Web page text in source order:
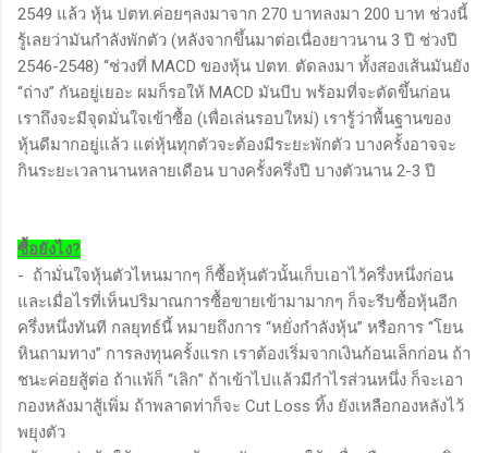
2549 แล้ว หุ้น ปตท.ค่อยๆลงมาจาก 270 บาทลงมา 200 บาท ช่วงนี้
รู้เลยว่ามันกำลังพักตัว (หลังจากขึ้นมาต่อเนื่องยาวนาน 3 ปี ช่วงปี
2546-2548) “ช่วงที่ MACD ของหุ้น ปตท. ตัดลงมา ทั้งสองเส้นมันยัง
“ถ่าง” กันอยู่เยอะ ผมก็รอให้ MACD มันบีบ พร้อมที่จะตัดขึ้นก่อน
เราถึงจะมีจุดมั่นใจเข้าซื้อ (เพื่อเล่นรอบใหม่) เรารู้ว่าพื้นฐานของ
หุ้นดีมากอยู่แล้ว แต่หุ้นทุกตัวจะต้องมีระยะพักตัว บางครั้งอาจจะ
กินระยะเวลานานหลายเดือน บางครั้งครึ่งปี บางตัวนาน 2-3 ปี
ซื้อยังไง?
- ถ้ามั่นใจหุ้นตัวไหนมากๆ ก็ซื้อหุ้นตัวนั้นเก็บเอาไว้ครึ่งหนึ่งก่อน
และเมื่อไรที่เห็นปริมาณการซื้อขายเข้ามามากๆ ก็จะรีบซื้อหุ้นอีก
ครึ่งหนึ่งทันที กลยุทธ์นี้ หมายถึงการ “หยั่งกำลังหุ้น” หรือการ “โยน
หินถามทาง” การลงทุนครั้งแรก เราต้องเริ่มจากเงินก้อนเล็กก่อน ถ้า
ชนะค่อยสู้ต่อ ถ้าแพ้ก็ “เลิก” ถ้าเข้าไปแล้วมีกำไรส่วนหนึ่ง ก็จะเอา
กองหลังมาสู้เพิ่ม ถ้าพลาดท่าก็จะ Cut Loss ทิ้ง ยังเหลือกองหลังไว้
พยุงตัว